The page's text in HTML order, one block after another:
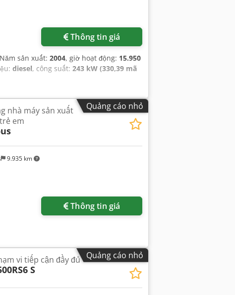
Thông tin giá
sản xuất: 2004, giờ hoạt động: 15.950
diesel, công suất: 243 kW (330,39 mã
Quảng cáo nhỏ
9.935 km
nhà máy sản xuất
em
Thông tin giá
Quảng cáo nhỏ
vi tiếp cận đầy đủ
S